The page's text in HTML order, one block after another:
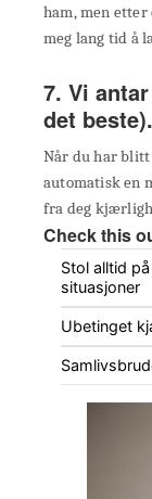
ham, men
meg lang tid å
7. Vi
det beste).
Når du har blitt
automatisk en
fra deg
Check this
Stol alltid
situasjoner
Ubetinget